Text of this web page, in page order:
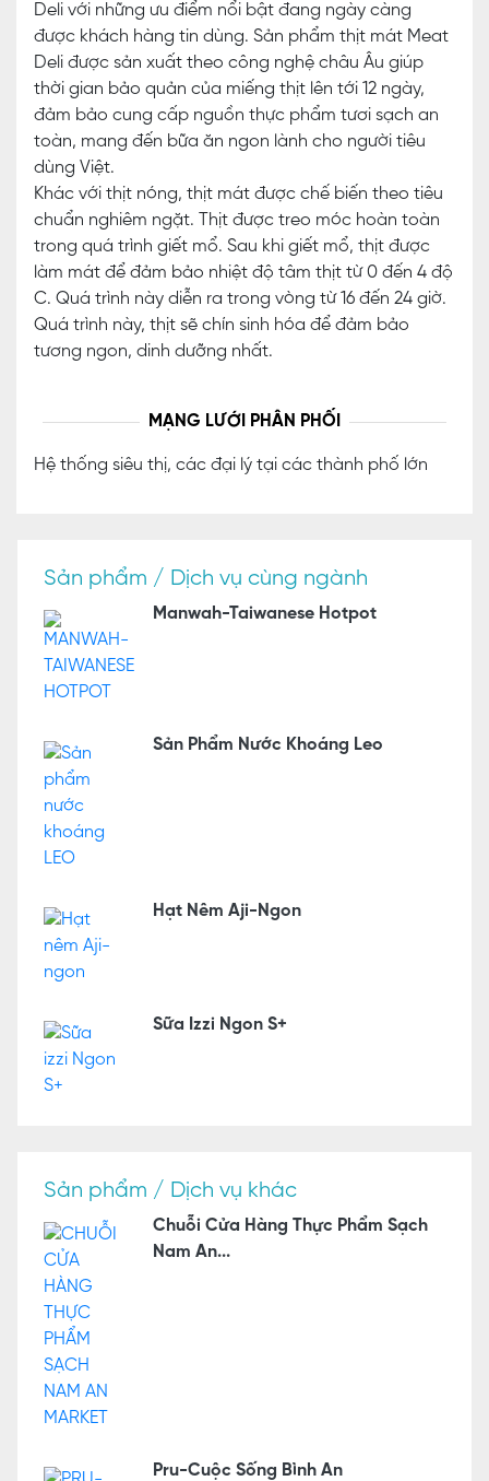
Deli với những ưu điểm nổi bật đang ngày càng
được khách hàng tin dùng. Sản phẩm thịt mát Meat
Deli được sản xuất theo công nghệ châu Âu giúp
thời gian bảo quản của miếng thịt lên tới 12 ngày,
đảm bảo cung cấp nguồn thực phẩm tươi sạch an
toàn, mang đến bữa ăn ngon lành cho người tiêu
dùng Việt.
Khác với thịt nóng, thịt mát được chế biến theo tiêu
chuẩn nghiêm ngặt. Thịt được treo móc hoàn toàn
trong quá trình giết mổ. Sau khi giết mổ, thịt được
làm mát để đảm bảo nhiệt độ tâm thịt từ 0 đến 4 độ
C. Quá trình này diễn ra trong vòng từ 16 đến 24 giờ.
Quá trình này, thịt sẽ chín sinh hóa để đảm bảo
tương ngon, dinh dưỡng nhất.
MẠNG LƯỚI PHÂN PHỐI
Hệ thống siêu thị, các đại lý tại các thành phố lớn
Sản phẩm / Dịch vụ cùng ngành
Manwah-Taiwanese Hotpot
Sản Phẩm Nước Khoáng Leo
Hạt Nêm Aji-Ngon
Sữa Izzi Ngon S+
Sản phẩm / Dịch vụ khác
Chuỗi Cửa Hàng Thực Phẩm Sạch
Nam An...
Pru-Cuộc Sống Bình An